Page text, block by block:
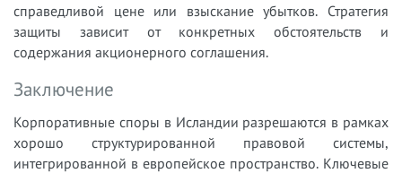
справедливой цене или взыскание убытков. Стратегия
защиты зависит от конкретных обстоятельств и
содержания акционерного соглашения.
Заключение
Корпоративные споры в Исландии разрешаются в рамках
хорошо структурированной правовой системы,
интегрированной в европейское пространство. Ключевые